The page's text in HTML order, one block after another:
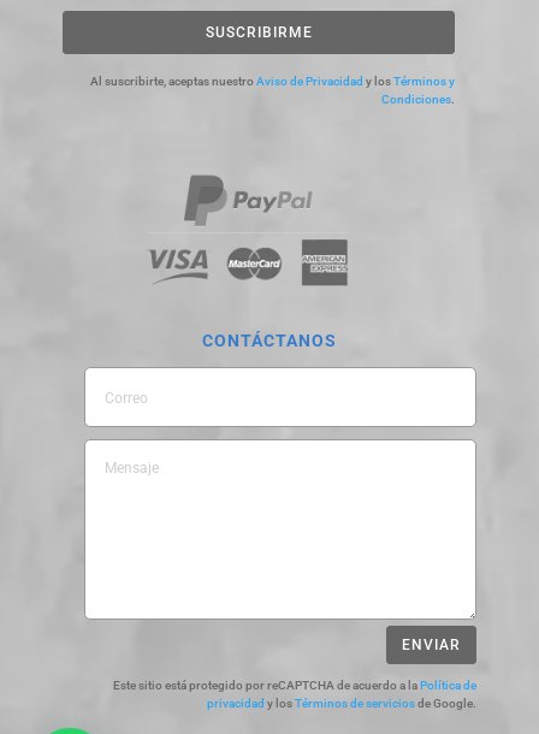
SUSCRIBIRME
Al suscribirte, aceptas nuestroAviso de Privacidad y losTérminos y
Condiciones.
CONTÁCTANOS
ENVIAR
Este sitio está protegido por reCAPTCHA de acuerdo a laPolítica de
privacidad y losTérminos de serviciosde Google.